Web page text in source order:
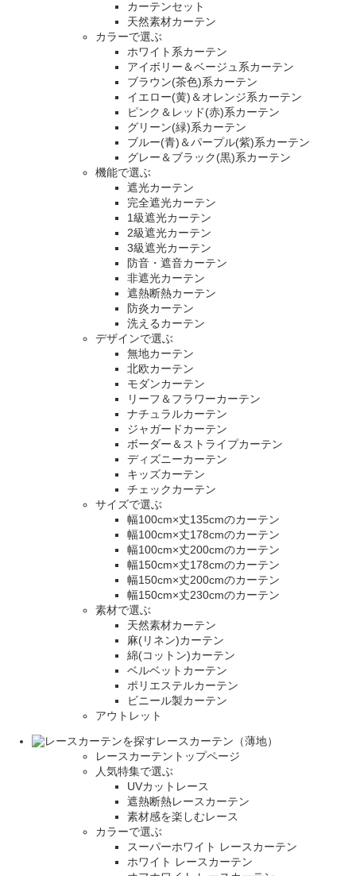
カーテンセット
天然素材カーテン
カラーで選ぶ
ホワイト系カーテン
アイボリー＆ベージュ系カーテン
ブラウン(茶色)系カーテン
イエロー(黄)＆オレンジ系カーテン
ピンク＆レッド(赤)系カーテン
グリーン(緑)系カーテン
ブルー(青)＆パープル(紫)系カーテン
グレー＆ブラック(黒)系カーテン
機能で選ぶ
遮光カーテン
完全遮光カーテン
1級遮光カーテン
2級遮光カーテン
3級遮光カーテン
防音・遮音カーテン
非遮光カーテン
遮熱断熱カーテン
防炎カーテン
洗えるカーテン
デザインで選ぶ
無地カーテン
北欧カーテン
モダンカーテン
リーフ＆フラワーカーテン
ナチュラルカーテン
ジャガードカーテン
ボーダー＆ストライプカーテン
ディズニーカーテン
キッズカーテン
チェックカーテン
サイズで選ぶ
幅100cm×丈135cmのカーテン
幅100cm×丈178cmのカーテン
幅100cm×丈200cmのカーテン
幅150cm×丈178cmのカーテン
幅150cm×丈200cmのカーテン
幅150cm×丈230cmのカーテン
素材で選ぶ
天然素材カーテン
麻(リネン)カーテン
綿(コットン)カーテン
ベルベットカーテン
ポリエステルカーテン
ビニール製カーテン
アウトレット
レースカーテン（薄地）
レースカーテントップページ
人気特集で選ぶ
UVカットレース
遮熱断熱レースカーテン
素材感を楽しむレース
カラーで選ぶ
スーパーホワイト レースカーテン
ホワイト レースカーテン